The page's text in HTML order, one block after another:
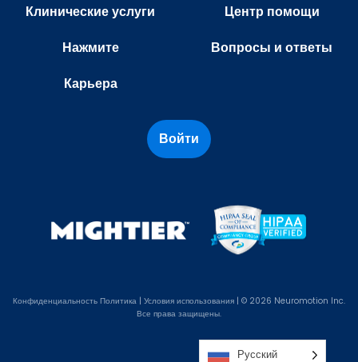
Клинические услуги
Нажмите
Карьера
Центр помощи
Вопросы и ответы
Войти
Конфиденциальность Политика | Условия использования | © 2026 Neuromotion Inc.
Все права защищены.
Русский